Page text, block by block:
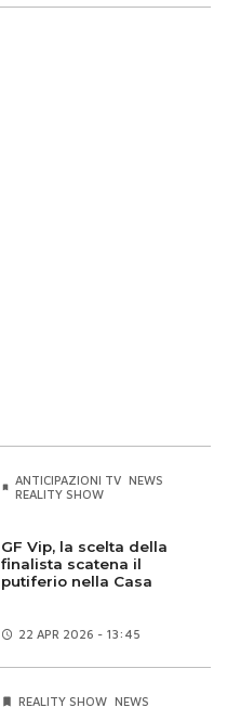
ANTICIPAZIONI TV NEWS
REALITY SHOW
GF Vip, la scelta della
finalista scatena il
putiferio nella Casa
22 APR 2026 - 13:45
REALITY SHOW NEWS